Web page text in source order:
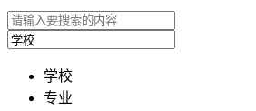
学校
专业